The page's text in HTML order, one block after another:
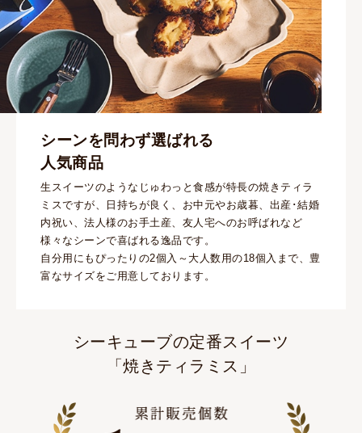
シーンを問わず選ばれる
人気商品
生スイーツのようなじゅわっと食感が特長の焼きティラ
ミスですが、日持ちが良く、お中元やお歳暮、出産･結婚
内祝い、法人様のお手土産、友人宅へのお呼ばれなど
様々なシーンで喜ばれる逸品です。
自分用にもぴったりの2個入～大人数用の18個入まで、豊
富なサイズをご用意しております。
シーキューブの定番スイーツ
「焼きティラミス」